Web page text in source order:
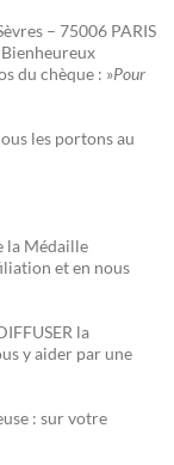
– 75006 PARIS
du chèque : »Pour
les portons au
la Médaille
et en nous
la
y aider par une
: sur votre